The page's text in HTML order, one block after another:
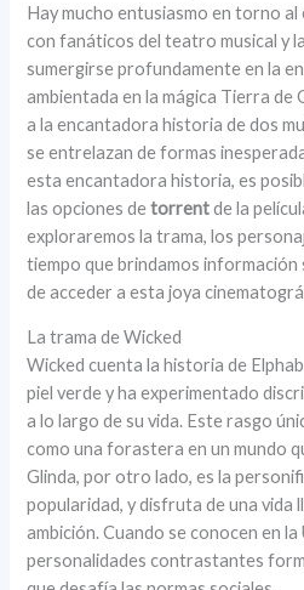
Hay mucho entusiasmo en torno
con fanáticos del teatro musical y
sumergirse profundamente en la
ambientada en la mágica Tierra de
a la encantadora historia de dos
se entrelazan de formas
esta encantadora historia, es
las opciones detorrentde la
exploraremos la trama, los
tiempo que brindamos
de acceder a esta joya
La trama de Wicked
Wicked cuenta la historia de
piel verde y ha experimentado
a lo largo de su vida. Este rasgo
como una forastera en un mundo
Glinda, por otro lado, es la
popularidad, y disfruta de una vida
ambición. Cuando se conocen en la
personalidades contrastantes